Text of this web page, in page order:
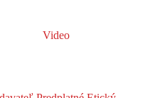
Video